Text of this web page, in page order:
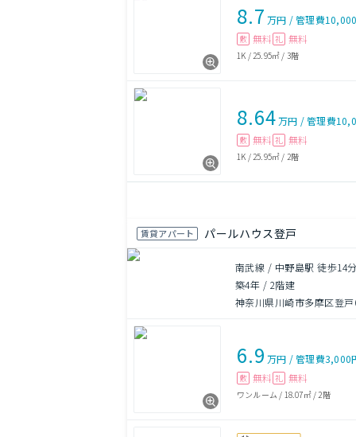
8.7 万円 /管理費
敷 無料 礼 無料
1K / 25.95㎡ / 3階
8.64万円 /管理費
敷 無料 礼 無料
1K / 25.95㎡ / 2階
賃貸アパート パールハウス登戸
南武線 / 中野島駅 徒歩14分
築4年 / 2階建
神奈川県川崎市多摩区登戸
6.9 万円 /管理費3,000
敷 無料 礼 無料
ワンルーム / 18.07㎡/ 2階